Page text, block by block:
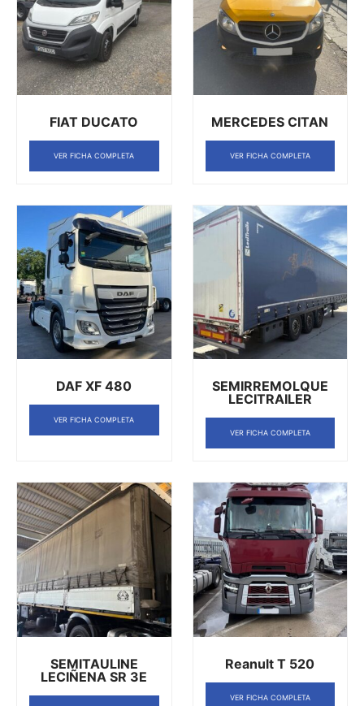
FIAT DUCATO
VER FICHA COMPLETA
MERCEDES CITAN
VER FICHA COMPLETA
DAF XF 480
VER FICHA COMPLETA
SEMIRREMOLQUE
LECITRAILER
VER FICHA COMPLETA
SEMITAULINE
LECIÑENA SR 3E
Reanult T 520
VER FICHA COMPLETA